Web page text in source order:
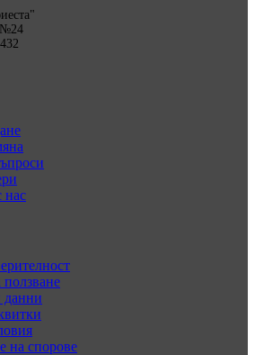
№24
нас
данни
на спорове